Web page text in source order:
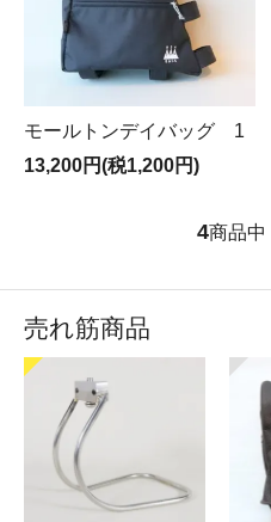
モールトンデイバッグ 1
13,200円(税1,200円)
4商品中
売れ筋商品